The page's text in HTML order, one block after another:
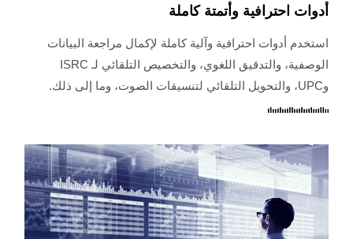
أدوات احترافية وأتمتة كاملة
استخدم أدوات احترافية وآلية كاملة لإكمال مراجعة البيانات
الوصفية، والتدقيق اللغوي، والتخصيص التلقائي لـ ISRC
وUPC، والتحويل التلقائي لتنسيقات الصوت، وما إلى ذلك.